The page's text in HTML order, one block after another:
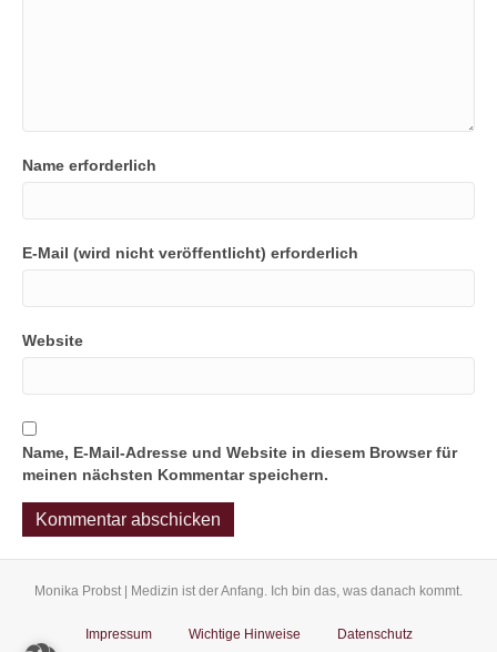
Name erforderlich
E-Mail (wird nicht veröffentlicht) erforderlich
Website
Name, E-Mail-Adresse und Website in diesem Browser für
meinen nächsten Kommentar speichern.
Monika Probst | Medizin ist der Anfang. Ich bin das, was danach kommt.
Impressum Wichtige Hinweise Datenschutz